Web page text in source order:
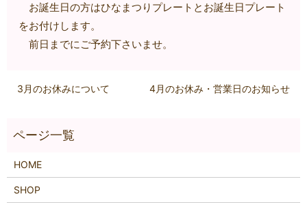
お誕生日の方はひなまつりプレートとお誕生日プレート
をお付けします。
前日までにご予約下さいませ。
3月のお休みについて 4月のお休み・営業日のお知らせ
HOME
SHOP